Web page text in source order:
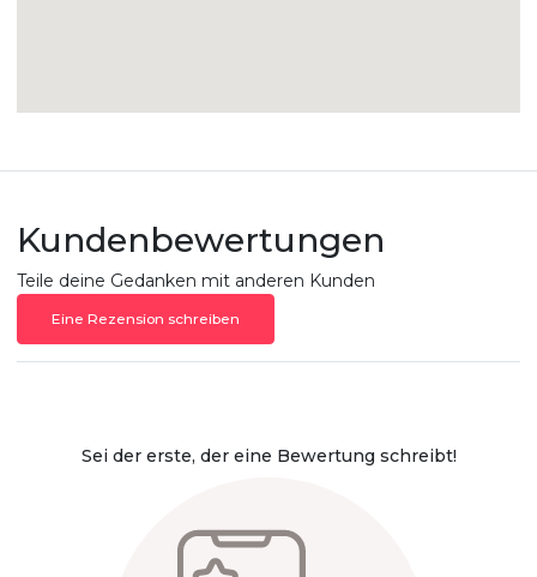
Kundenbewertungen
Teile deine Gedanken mit anderen Kunden
Eine Rezension schreiben
Sei der erste, der eine Bewertung schreibt!